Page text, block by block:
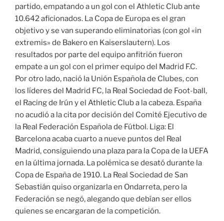
partido, empatando a un gol con el Athletic Club ante
10.642 aficionados. La Copa de Europa es el gran
objetivo y se van superando eliminatorias (con gol «in
extremis» de Bakero en Kaiserslautern). Los
resultados por parte del equipo anfitrión fueron
empate a un gol con el primer equipo del Madrid F.C.
Por otro lado, nació la Unión Española de Clubes, con
los líderes del Madrid FC, la Real Sociedad de Foot-ball,
el Racing de Irún y el Athletic Club a la cabeza. España
no acudió a la cita por decisión del Comité Ejecutivo de
la Real Federación Española de Fútbol. Liga: El
Barcelona acaba cuarto a nueve puntos del Real
Madrid, consiguiendo una plaza para la Copa de la UEFA
en la última jornada. La polémica se desató durante la
Copa de España de 1910. La Real Sociedad de San
Sebastián quiso organizarla en Ondarreta, pero la
Federación se negó, alegando que debían ser ellos
quienes se encargaran de la competición.